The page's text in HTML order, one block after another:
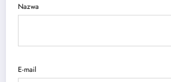
Nazwa
E-mail